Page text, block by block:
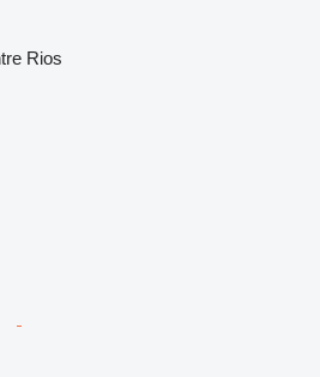
Rios